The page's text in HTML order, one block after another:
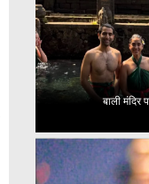
बाली मंदिर